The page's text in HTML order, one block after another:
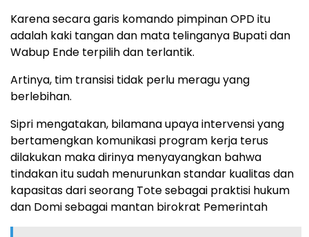
Karena secara garis komando pimpinan OPD itu
adalah kaki tangan dan mata telinganya Bupati dan
Wabup Ende terpilih dan terlantik.
Artinya, tim transisi tidak perlu meragu yang
berlebihan.
Sipri mengatakan, bilamana upaya intervensi yang
bertamengkan komunikasi program kerja terus
dilakukan maka dirinya menyayangkan bahwa
tindakan itu sudah menurunkan standar kualitas dan
kapasitas dari seorang Tote sebagai praktisi hukum
dan Domi sebagai mantan birokrat Pemerintah